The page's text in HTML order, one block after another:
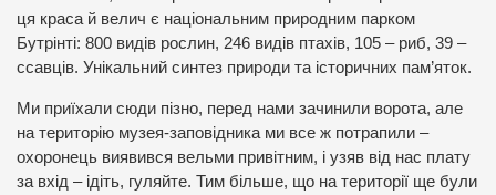
ця краса й велич є національним природним парком
Бутрінті: 800 видів рослин, 246 видів птахів, 105 – риб, 39 –
ссавців. Унікальний синтез природи та історичних пам’яток.
Ми приїхали сюди пізно, перед нами зачинили ворота, але
на територію музея-заповідника ми все ж потрапили –
охоронець виявився вельми привітним, і узяв від нас плату
за вхід – ідіть, гуляйте. Тим більше, що на території ще були